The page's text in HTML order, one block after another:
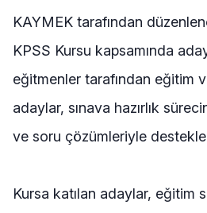
KAYMEK tarafından
KPSS Kursu kapsamında
eğitmenler tarafından eğitim
adaylar, sınava hazırlık
ve soru çözümleriyle
Kursa katılan adaylar, eğitim